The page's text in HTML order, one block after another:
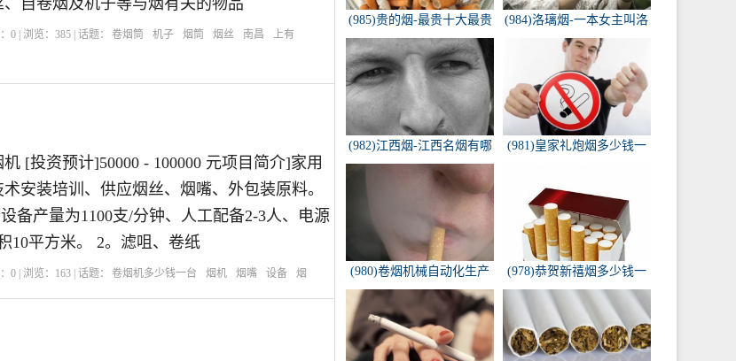
自卷烟及机子等与烟有关的物品
0 | 浏览：385 | 话题： 卷烟筒 机子 烟筒 烟丝 南昌 上有
[投资预计]50000 - 100000 元项目简介]家用
安装培训、供应烟丝、烟嘴、外包装原料。
备产量为1100支/分钟、人工配备2-3人、电源
10平方米。 2。滤咀、卷纸
0 | 浏览： 163 | 话题： 卷烟机多少钱一台 烟机 烟嘴 设备
烟
(985)贵的烟-最贵十大最贵
的香烟是什么
(984)洛璃烟-一本女主叫洛
璃烟的快穿小说，叫什么
名字来着？？？
(982)江西烟-江西名烟有哪
些
(981)皇家礼炮烟多少钱一
(980)卷烟机械自动化生产
线-中国烟草机械集团
(978)恭贺新禧烟多少钱一
包-恭贺新禧香烟有细支的
多少钱一盒？